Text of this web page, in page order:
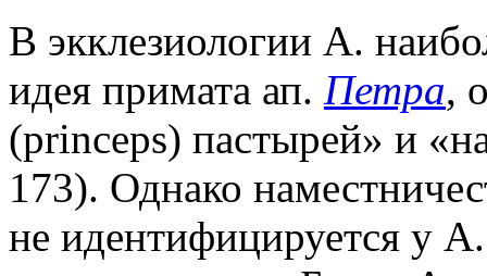
В экклезиологии А.
идея примата ап. Петра,
(princeps) пастырей» и
173). Однако
не идентифицируется у